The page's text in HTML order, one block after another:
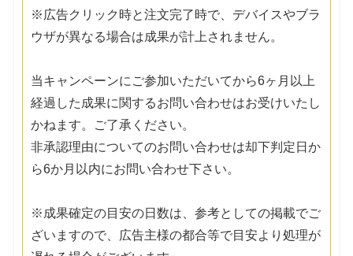
※広告クリック時と注文完了時で、デバイスやブラ
ウザが異なる場合は成果が計上されません。
当キャンペーンにご参加いただいてから6ヶ月以上
経過した成果に関するお問い合わせはお受けいたし
かねます。ご了承ください。
非承認理由についてのお問い合わせは却下判定日か
ら6か月以内にお問い合わせ下さい。
※成果確定の目安の日数は、参考としての掲載でご
ざいますので、広告主様の都合等で目安より処理が